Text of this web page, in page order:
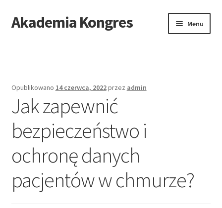
Przejdź
do
Przejdź
do
Akademia Kongres Menu
Opublikowano 14 czerwca, 2022przez admin
Jak zapewnić
bezpieczeństwo i
ochronę danych
pacjentów w chmurze?